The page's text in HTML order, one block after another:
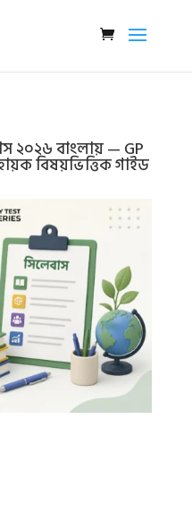
২০২৬ বাংলায় — GP
বিষয়ভিত্তিক গাইড